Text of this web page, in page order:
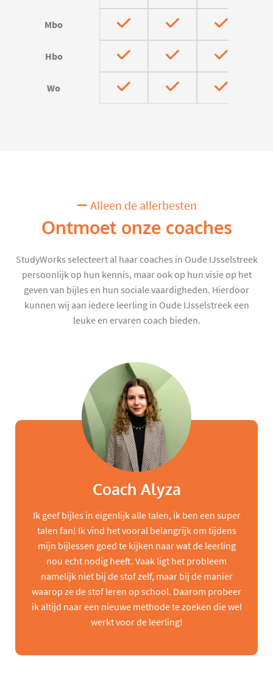
Mbo
Hbo
Wo
Alleen de allerbesten
Ontmoet onze coaches
StudyWorks selecteert al haar coaches in Oude IJsselstreek
persoonlijk op hun kennis, maar ook op hun visie op het
geven van bijles en hun sociale vaardigheden. Hierdoor
kunnen wij aan iedere leerling in Oude IJsselstreek een
leuke en ervaren coach bieden.
Coach Alyza
Ik geef bijles in eigenlijk alle talen, ik ben een super
talen fan! Ik vind het vooral belangrijk om tijdens
mijn bijlessen goed te kijken naar wat de leerling
nou echt nodig heeft. Vaak ligt het probleem
namelijk niet bij de stof zelf, maar bij de manier
waarop ze de stof leren op school. Daarom probeer
ik altijd naar een nieuwe methode te zoeken die wel
werkt voor de leerling!